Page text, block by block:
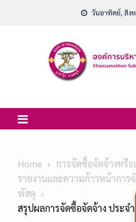
วันอาทิตย์, สิง
Home
การจัดซื้อจัดจ้างหรื
รายงานและความก้าวหน้าการ
พัสดุ
สรุปผลการจัดซื้อจัดจ้าง ประจ